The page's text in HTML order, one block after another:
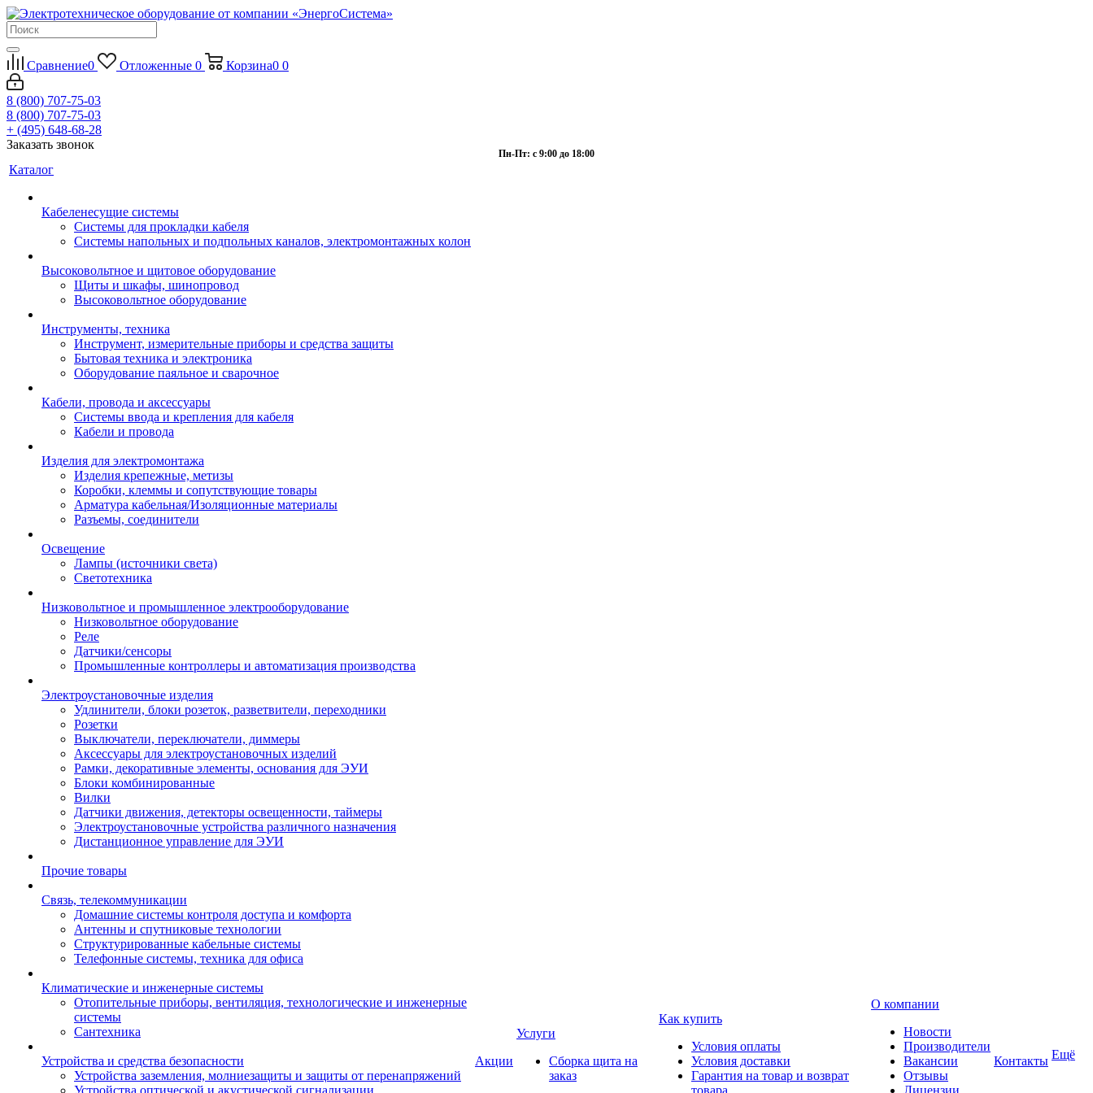
Сравнение0 Отложенные 0 Корзина0 0
8 (800) 707-75-03
8 (800) 707-75-03
+ (495) 648-68-28
Заказать звонок
Пн-Пт: с 9:00 до 18:00
Каталог
Кабеленесущие системы
Системы для прокладки кабеля
Системы напольных и подпольных каналов, электромонтажных колон
Высоковольтное и щитовое оборудование
Щиты и шкафы, шинопровод
Высоковольтное оборудование
Инструменты, техника
Инструмент, измерительные приборы и средства защиты
Бытовая техника и электроника
Оборудование паяльное и сварочное
Кабели, провода и аксессуары
Системы ввода и крепления для кабеля
Кабели и провода
Изделия для электромонтажа
Изделия крепежные, метизы
Коробки, клеммы и сопутствующие товары
Арматура кабельная/Изоляционные материалы
Разъемы, соединители
Освещение
Лампы (источники света)
Светотехника
Низковольтное и промышленное электрооборудование
Низковольтное оборудование
Реле
Датчики/сенсоры
Промышленные контроллеры и автоматизация производства
Электроустановочные изделия
Удлинители, блоки розеток, разветвители, переходники
Розетки
Выключатели, переключатели, диммеры
Аксессуары для электроустановочных изделий
Рамки, декоративные элементы, основания для ЭУИ
Блоки комбинированные
Вилки
Датчики движения, детекторы освещенности, таймеры
Электроустановочные устройства различного назначения
Дистанционное управление для ЭУИ
Прочие товары
Связь, телекоммуникации
Домашние системы контроля доступа и комфорта
Антенны и спутниковые технологии
Структурированные кабельные системы
Телефонные системы, техника для офиса
Климатические и инженерные системы
Отопительные приборы, вентиляция, технологические и инженерные
системы
Сантехника
Устройства и средства безопасности
Устройства заземления, молниезащиты и защиты от перенапряжений
Устройства оптической и акустической сигнализации
Акции
Услуги
Сборка щита на
заказ
Как купить
Условия оплаты
Условия доставки
Гарантия на товар и возврат
товара
О компании
Новости
Производители
Вакансии
Отзывы
Лицензии
Контакты Ещё